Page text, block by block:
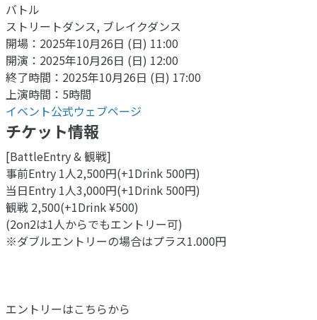
バトル
ストリートダンス, ブレイクダンス
開場：2025年10月26日 (日) 11:00
開演：2025年10月26日 (日) 12:00
終了時間：2025年10月26日 (日) 17:00
上演時間：5時間
イベント公式ウェブページ
チケット情報
[BattleEntry & 観戦]
事前Entry 1人2,500円(+1Drink 500円)
当日Entry 1人3,000円(+1Drink 500円)
観戦 2,500(+1Drink ¥500)
(2on2は1人からでもエントリー可)
※ダブルエントリーの場合はプラス1.000円
エントリーはこちらから